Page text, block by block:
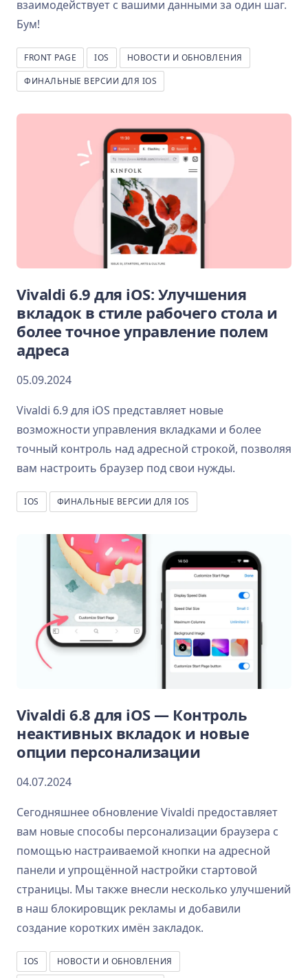
взаимодействует с вашими данными за один шаг.
Бум!
FRONT PAGE IOS
НОВОСТИ И ОБНОВЛЕНИЯ
ФИНАЛЬНЫЕ ВЕРСИИ ДЛЯ IOS
Vivaldi 6.9 для iOS: Улучшения
вкладок в стиле рабочего стола и
более точное управление полем
адреса
05.09.2024
Vivaldi 6.9 для iOS представляет новые
возможности управления вкладками и более
точный контроль над адресной строкой, позволяя
вам настроить браузер под свои нужды.
IOS ФИНАЛЬНЫЕ ВЕРСИИ ДЛЯ IOS
Vivaldi 6.8 для iOS — Контроль
неактивных вкладок и новые
опции персонализации
04.07.2024
Сегодняшнее обновление Vivaldi предоставляет
вам новые способы персонализации браузера с
помощью настраиваемой кнопки на адресной
панели и упрощённой настройки стартовой
страницы. Мы также внесли несколько улучшений
в наш блокировщик рекламы и добавили
создание коротких имён закладок.
IOS
НОВОСТИ И ОБНОВЛЕНИЯ